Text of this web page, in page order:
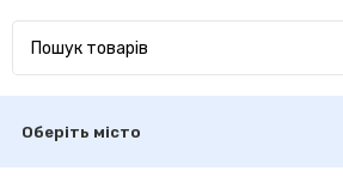
Оберіть місто